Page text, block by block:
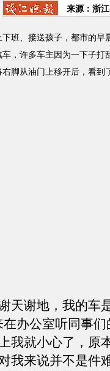
来源：浙
接送孩子，都市的早晨
，许多车主因为一下子
脚从油门上移开后，看到
谢地，我的车
在办公室听同事
我就小心了，原
我来说并不是件